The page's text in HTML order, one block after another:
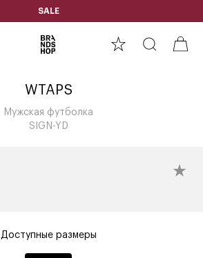
SALE
WTAPS
Мужская футболка
SIGN-YD
Доступные размеры